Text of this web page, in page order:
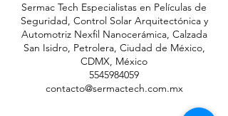
Sermac Tech Especialistas en Películas de
Seguridad, Control Solar Arquitectónica y
Automotriz Nexfil Nanocerámica, Calzada
San Isidro, Petrolera, Ciudad de México,
CDMX, México
5545984059
contacto@sermactech.com.mx